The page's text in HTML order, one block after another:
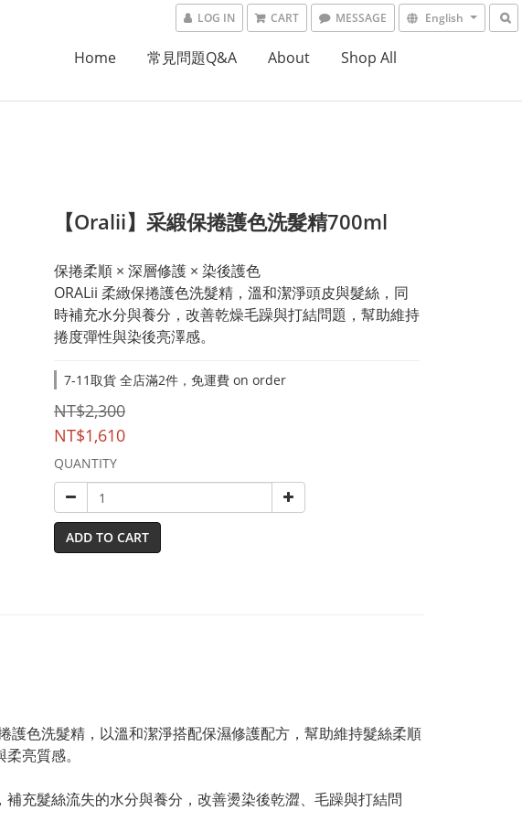
LOG IN CART MESSAGE English
Home 常見問題Q&A About Shop All
【Oralii】采緞保捲護色洗髮精700ml
保捲柔順 × 深層修護 × 染後護色
ORALii 柔緻保捲護色洗髮精，溫和潔淨頭皮與髮絲，同
時補充水分與養分，改善乾燥毛躁與打結問題，幫助維持
捲度彈性與染後亮澤感。
7-11取貨 全店滿2件，免運費 on order
NT$2,300
NT$1,610
QUANTITY
ADD TO CART
護色洗髮精，以溫和潔淨搭配保濕修護配方，幫助維持髮絲柔順
亮質感。
充髮絲流失的水分與養分，改善燙染後乾澀、毛躁與打結問